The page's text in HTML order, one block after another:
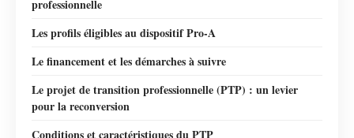
professionnelle
Les profils éligibles au dispositif Pro-A
Le financement et les démarches à suivre
Le projet de transition professionnelle (PTP) : un levier
pour la reconversion
Conditions et caractéristiques du PTP